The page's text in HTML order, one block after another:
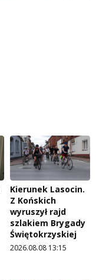
Kierunek Lasocin.
Z Końskich
wyruszył rajd
szlakiem Brygady
Świętokrzyskiej
2026.08.08 13:15